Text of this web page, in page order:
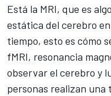
Está la MRI, que es
estática del cerebro
tiempo, esto es cómo
fMRI, resonancia
observar el cerebro y
personas realizan una